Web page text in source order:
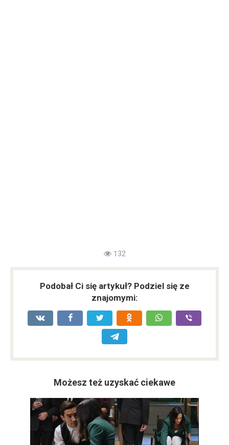
132
Podobał Ci się artykuł? Podziel się ze
znajomymi:
Możesz też uzyskać ciekawe